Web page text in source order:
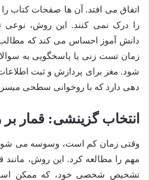
اتفاق می افتد. آن ها صفحات کتاب
را درک نمی کنند. این روش، نوعی
دانش آموز احساس می کند که مطالب
زمان تست زنی یا پاسخگویی به
شود. مغز برای پردازش و ثبت
دهی دارد که با روخوانی سطحی
انتخاب گزینشی: قمار بر
وقتی زمان کم است، وسوسه می
مهم را مطالعه کرد. این روش،
تشخیص شخصی خود، که ممکن است